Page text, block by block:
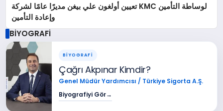
تعيين أولغون علي بيغن مديرًا عامًا لشركة KMC لوساطة التأمين
وإعادة التأمين
BİYOGRAFİ
BİYOGRAFİ
Çağrı Akpınar Kimdir?
Genel Müdür Yardımcısı / Türkiye Sigorta A.Ş.
Biyografiyi Gör→